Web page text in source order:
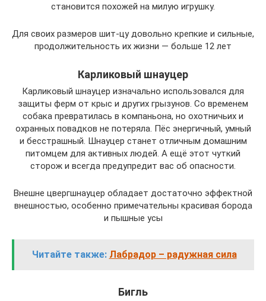
становится похожей на милую игрушку.
Для своих размеров шит-цу довольно крепкие и сильные,
продолжительность их жизни — больше 12 лет
Карликовый шнауцер
Карликовый шнауцер изначально использовался для
защиты ферм от крыс и других грызунов. Со временем
собака превратилась в компаньона, но охотничьих и
охранных повадков не потеряла. Пёс энергичный, умный
и бесстрашный. Шнауцер станет отличным домашним
питомцем для активных людей. А ещё этот чуткий
сторож и всегда предупредит вас об опасности.
Внешне цвергшнауцер обладает достаточно эффектной
внешностью, особенно примечательны красивая борода
и пышные усы
Читайте также: Лабрадор – радужная сила
Бигль